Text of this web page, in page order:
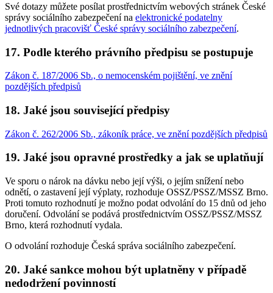
Své dotazy můžete posílat prostřednictvím webových stránek České
správy sociálního zabezpečení na elektronické podatelny
jednotlivých pracovišť České správy sociálního zabezpečení.
17. Podle kterého právního předpisu se postupuje
Zákon č. 187/2006 Sb., o nemocenském pojištění, ve znění
pozdějších předpisů
18. Jaké jsou související předpisy
Zákon č. 262/2006 Sb., zákoník práce, ve znění pozdějších předpisů
19. Jaké jsou opravné prostředky a jak se uplatňují
Ve sporu o nárok na dávku nebo její výši, o jejím snížení nebo
odnětí, o zastavení její výplaty, rozhoduje OSSZ/PSSZ/MSSZ Brno.
Proti tomuto rozhodnutí je možno podat odvolání do 15 dnů od jeho
doručení. Odvolání se podává prostřednictvím OSSZ/PSSZ/MSSZ
Brno, která rozhodnutí vydala.
O odvolání rozhoduje Česká správa sociálního zabezpečení.
20. Jaké sankce mohou být uplatněny v případě
nedodržení povinností